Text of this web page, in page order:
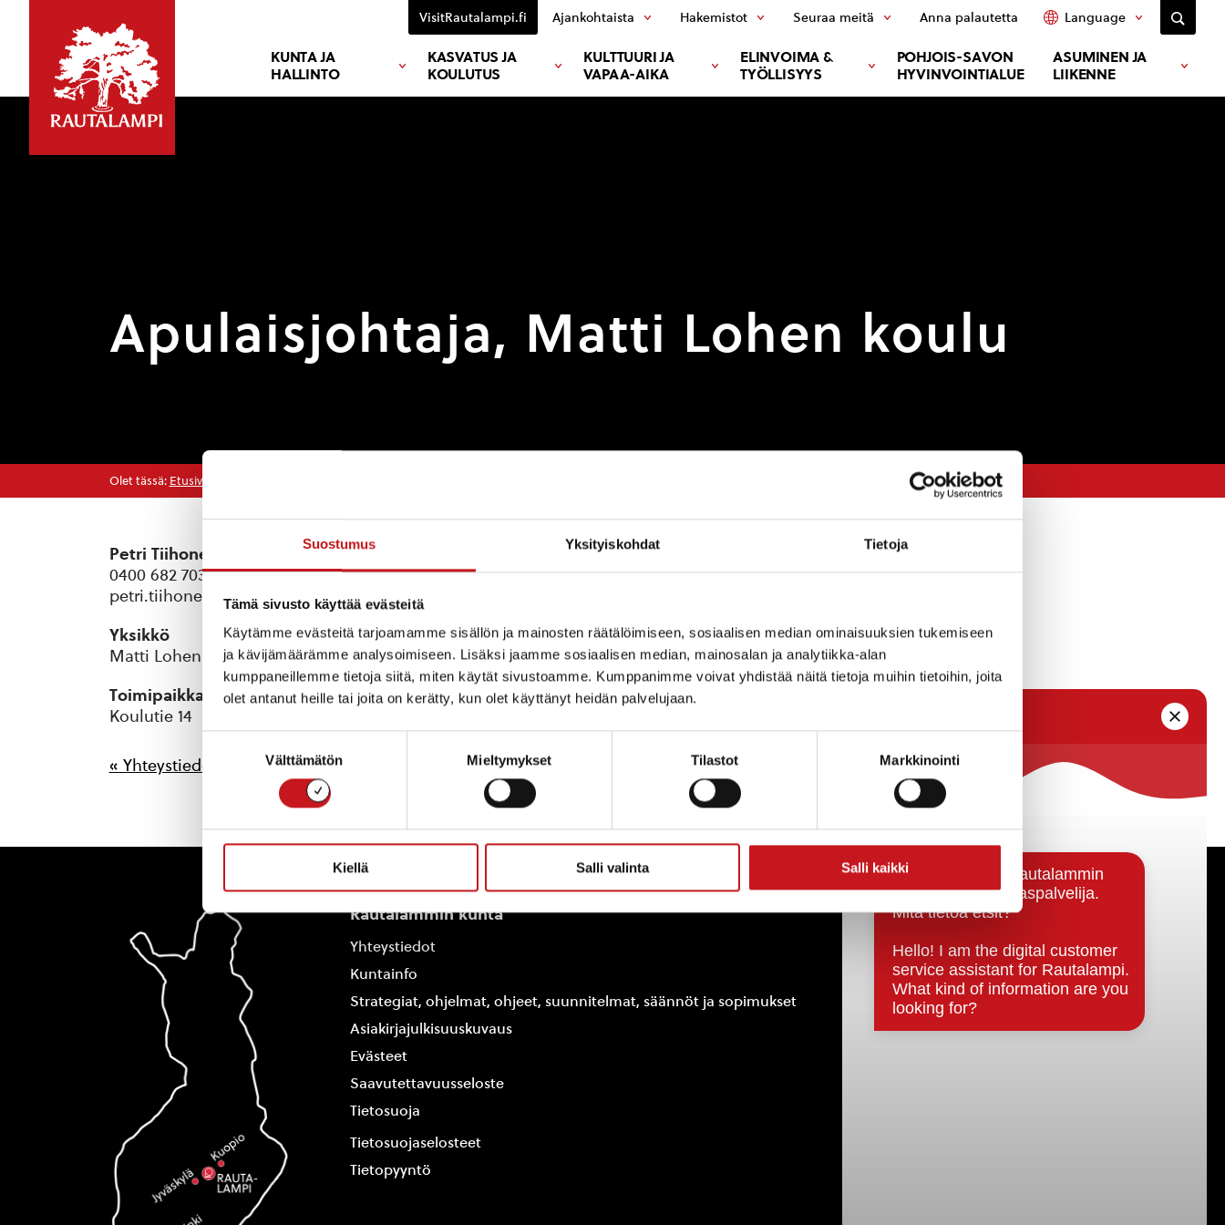
Suostumus Yksityiskohdat Tietoja
Tämä sivusto käyttää evästeitä
Käytämme evästeitä tarjoamamme sisällön ja mainosten räätälöimiseen, sosiaalisen median ominaisuuksien tukemiseen
ja kävijämäärämme analysoimiseen. Lisäksi jaamme sosiaalisen median, mainosalan ja analytiikka-alan
kumppaneillemme tietoja siitä, miten käytät sivustoamme. Kumppanimme voivat yhdistää näitä tietoja muihin tietoihin, joita
olet antanut heille tai joita on kerätty, kun olet käyttänyt heidän palvelujaan.
valinta
Välttämätön Mieltymykset Tilastot Markkinointi
Kiellä Salli valinta Salli kaikki
KUNTA JA
HALLINTO
KASVATUS JA
KOULUTUS
KULTTUURI JA
VAPAA-AIKA
ELINVOIMA &
TYÖLLISYYS
POHJOIS-SAVON
HYVINVOINTIALUE
ASUMINEN JA
LIIKENNE
VisitRautalampi.fi Ajankohtaista Hakemistot Seuraa meitä Anna palautetta Language
Apulaisjohtaja, Matti Lohen koulu
Olet tässä: Etusivu
Petri Tiihonen
0400 682 703
petri.tiihonen@edu.rautalampi.fi
Yksikkö
Matti Lohen koulu
Toimipaikka
Koulutie 14
« Yhteystiedot
Rautalammin kunta
Yhteystiedot
Kuntainfo
Strategiat, ohjelmat, ohjeet, suunnitelmat, säännöt ja sopimukset
Asiakirjajulkisuuskuvaus
Evästeet
Saavutettavuusseloste
Tietosuoja
Tietosuojaselosteet
Tietopyyntö
Päätöksenteko ja lähidemokratia
Päätökset, esityslistat & pöytäkirjat
Hallinto
Kunnanhallitus
Kunnanvaltuusto